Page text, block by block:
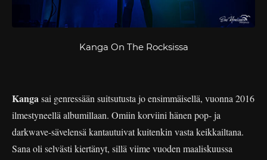
Kanga On The Rocksissa
Kanga sai genressään suitsutusta jo ensimmäisellä, vuonna 2016
ilmestyneellä albumillaan. Omiin korviini hänen pop- ja
darkwave-sävelensä kantautuivat kuitenkin vasta keikkailtana.
Sana oli selvästi kiertänyt, sillä viime vuoden maaliskuussa